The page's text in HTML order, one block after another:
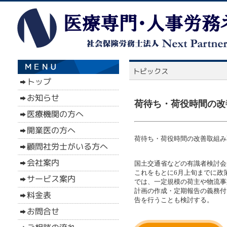
荷待ち・荷役時間の
荷待ち・荷役時間の改善取組
国土交通省などの有識者検討
これをもとに6月上旬までに
では、一定規模の荷主や物流
計画の作成・定期報告の義務
告を行うことも検討する。